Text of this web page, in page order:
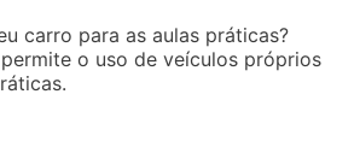
carro para as aulas práticas?
o uso de veículos próprios